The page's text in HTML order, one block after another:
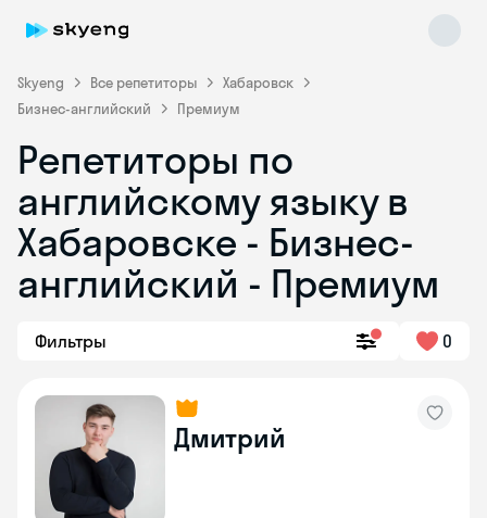
Skyeng Все репетиторы
Хабаровск
Бизнес-английский
Премиум
Репетиторы по
английскому языку в
Хабаровске - Бизнес-
английский - Премиум
Фильтры 0
Дмитрий
Skyeng Chat